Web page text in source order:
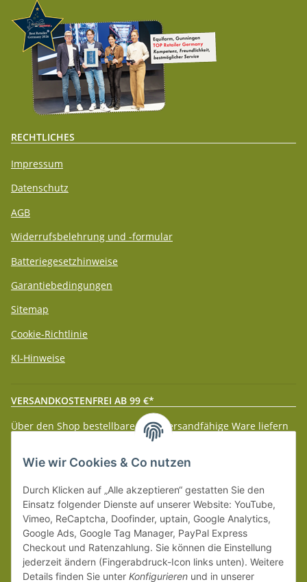
RECHTLICHES
Impressum
Datenschutz
AGB
Widerrufsbelehrung und -formular
Batteriegesetzhinweise
Garantiebedingungen
Sitemap
Cookie-Richtlinie
KI-Hinweise
VERSANDKOSTENFREI AB 99 €*
Über den Shop bestellbare paketversandfähige Ware liefern
wir innerhalb Deutschland (Festland) ab 99 € * Warenwert
versandkostenfrei.
Weitere Versanddetails entnehmen Sie bitte unserenLiefer-
und Zahlungsbedingungen.
Wie wir Cookies & Co nutzen
Durch Klicken auf „Alle akzeptieren“ gestatten Sie den
Einsatz folgender Dienste auf unserer Website: YouTube,
Vimeo, ReCaptcha, Doofinder, uptain, Google Analytics,
Google Ads, Google Tag Manager, PayPal Express
Checkout und Ratenzahlung. Sie können die Einstellung
jederzeit ändern (Fingerabdruck-Icon links unten). Weitere
Details finden Sie unter Konfigurieren und in unserer